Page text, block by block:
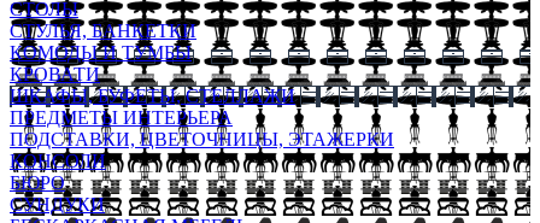
СТОЛЫ
СТУЛЬЯ, БАНКЕТКИ
КОМОДЫ И ТУМБЫ
КРОВАТИ
ШКАФЫ, БУФЕТЫ, СТЕЛЛАЖИ
ПРЕДМЕТЫ ИНТЕРЬЕРА
ПОДСТАВКИ, ЦВЕТОЧНИЦЫ, ЭТАЖЕРКИ
КОНСОЛИ
БЮРО
СУНДУКИ